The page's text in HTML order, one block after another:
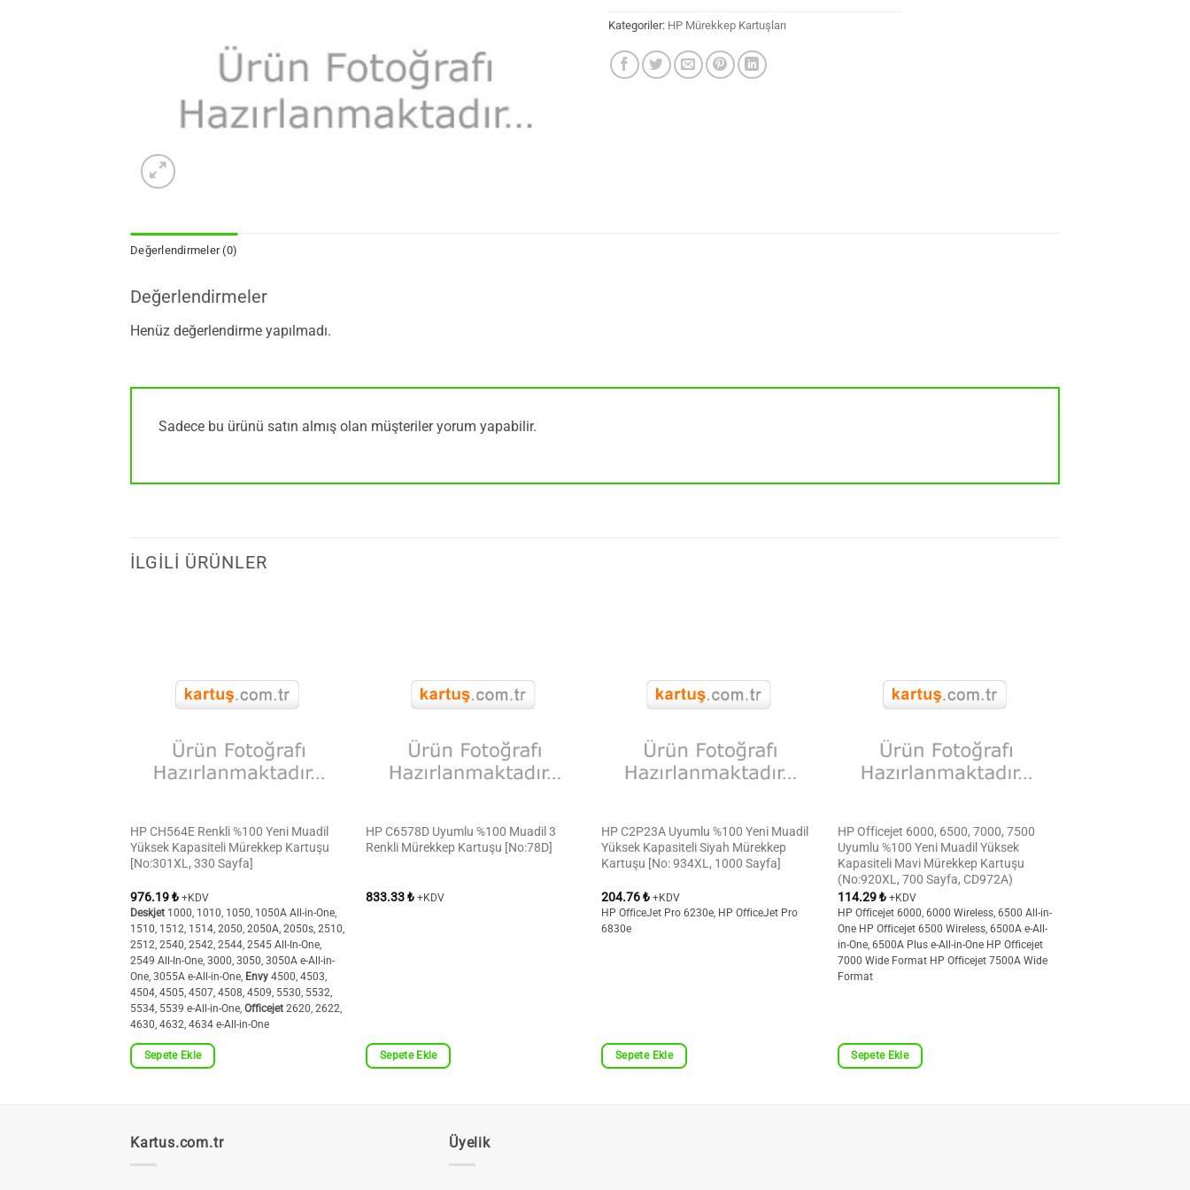
Kategoriler: HP Mürekkep Kartuşları
Değerlendirmeler (0)
Değerlendirmeler
Henüz değerlendirme yapılmadı.
Sadece bu ürünü satın almış olan müşteriler yorum yapabilir.
İLGILI ÜRÜNLER
HP CH564E Renkli %100 Yeni Muadil
Yüksek Kapasiteli Mürekkep Kartuşu
[No:301XL, 330 Sayfa]
976.19₺ +KDV
Deskjet1000, 1010, 1050, 1050A All-in-One,
1510, 1512, 1514, 2050, 2050A, 2050s, 2510,
2512, 2540, 2542, 2544, 2545 All-In-One,
2549 All-In-One, 3000, 3050, 3050A e-All-in-
One, 3055A e-All-in-One, Envy4500, 4503,
4504, 4505, 4507, 4508, 4509, 5530, 5532,
5534, 5539 e-All-in-One, Officejet2620, 2622,
4630, 4632, 4634 e-All-in-One
Sepete Ekle
HP C6578D Uyumlu %100 Muadil 3
Renkli Mürekkep Kartuşu [No:78D]
833.33₺ +KDV
Sepete Ekle
HP C2P23A Uyumlu %100 Yeni Muadil
Yüksek Kapasiteli Siyah Mürekkep
Kartuşu [No: 934XL, 1000 Sayfa]
204.76₺ +KDV
HP OfficeJet Pro 6230e, HP OfficeJet Pro
6830e
Sepete Ekle
HP Officejet 6000, 6500, 7000, 7500
Uyumlu %100 Yeni Muadil Yüksek
Kapasiteli Mavi Mürekkep Kartuşu
(No:920XL, 700 Sayfa, CD972A)
114.29₺ +KDV
HP Officejet 6000, 6000 Wireless, 6500 All-in-
One HP Officejet 6500 Wireless, 6500A e-All-
in-One, 6500A Plus e-All-in-One HP Officejet
7000 Wide Format HP Officejet 7500A Wide
Format
Sepete Ekle
Kartus.com.tr Üyelik